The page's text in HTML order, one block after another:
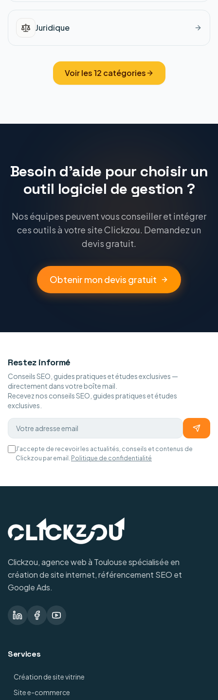
Juridique
Voir les12 catégories
Besoin d'aide pour choisir un
outil logiciel de gestion ?
Nos équipes peuvent vous conseiller et intégrer
ces outils à votre site Clickzou. Demandez un
devis gratuit.
Obtenir mon devis gratuit
Restez informé
Conseils SEO, guides pratiques et études exclusives —
directement dans votre boîte mail.
Recevez nos conseils SEO, guides pratiques et études
exclusives.
J'accepte de recevoir les actualités, conseils et contenus de
Clickzou par email. Politique de confidentialité
Clickzou, agence web à Toulouse spécialisée en
création de site internet, référencement SEO et
Google Ads.
Services
Création de site vitrine
Site e-commerce